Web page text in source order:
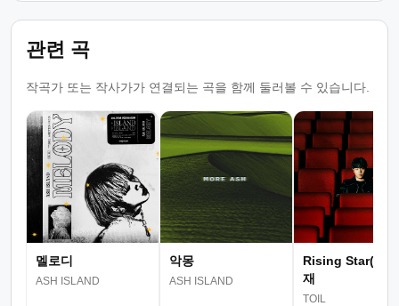
관련 곡
작곡가 또는 작사가가 연결되는 곡을 함께 둘러볼 수 있습니다.
멜로디
ASH ISLAND
악몽
ASH ISLAND
Rising
재
하
TOIL